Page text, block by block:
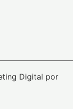
Digital por